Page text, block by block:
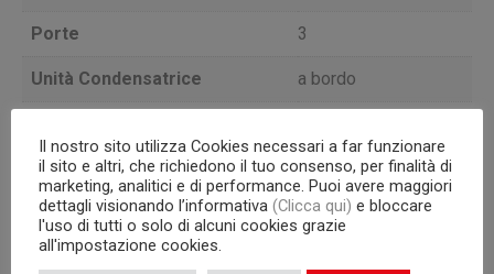
Porte 3
Unità Condensatrice a bordo
Versione
POSITIVA
Profondità 70
Capacità interna griglie GN 1/1
Il nostro sito utilizza Cookies necessari a far funzionare
il sito e altri, che richiedono il tuo consenso, per finalità di
marketing, analitici e di performance. Puoi avere maggiori
dettagli visionando l’informativa (Clicca qui) e bloccare
l'uso di tutti o solo di alcuni cookies grazie
all'impostazione cookies.